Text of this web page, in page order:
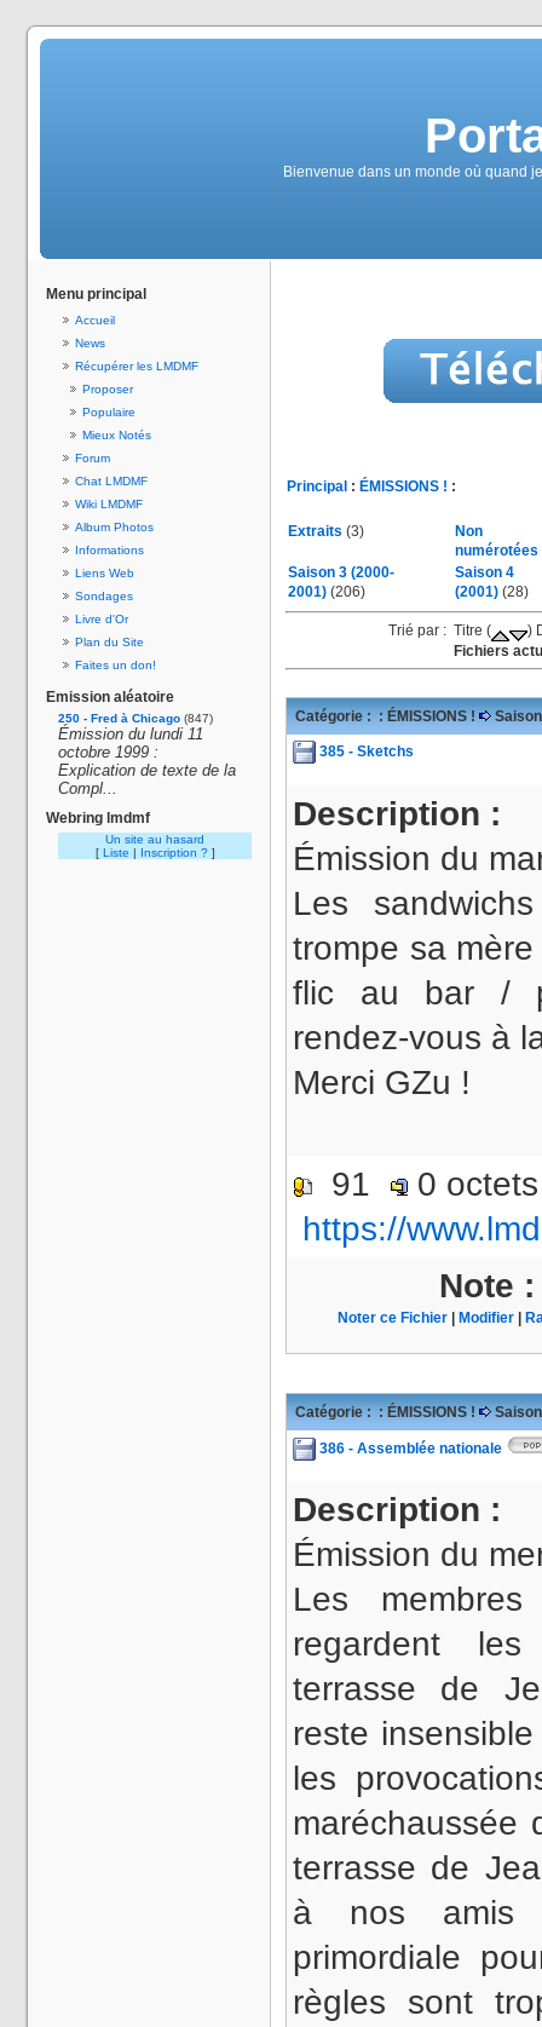
Bienvenue dans un monde où quand
Menu principal
Accueil
News
Récupérer les LMDMF
Proposer
Populaire
Mieux Notés
Forum
Chat LMDMF
Wiki LMDMF
Album Photos
Informations
Liens Web
Sondages
Livre d'Or
Plan du Site
Faites un don!
Emission aléatoire
250 - Fred à Chicago (847)
Émission du lundi 11
octobre 1999 :
Explication de texte de la
Compl...
Webring lmdmf
Un site au hasard
[ Liste | Inscription ? ]
Principal : ÉMISSIONS ! :
Extraits (3)
Non
numérotées
Saison 3 (2000-
2001) (206)
Saison 4
(2001) (28)
Trié par : Titre (
)
Fichiers
Catégorie : : ÉMISSIONS !
385 - Sketchs
Description :
Émission du
Les
trompe sa
flic au bar /
rendez-vous à
Merci GZu !
91
0
https://
Note
Noter ce Fichier Modifier
Catégorie : : ÉMISSIONS !
386 - Assemblée nationale
Description :
Émission du
Les
regardent
terrasse de
reste
les
maréchaussée
terrasse de
à nos amis
primordiale
règles sont